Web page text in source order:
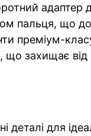
адаптер
пальця, що
преміум-
захищає від
для